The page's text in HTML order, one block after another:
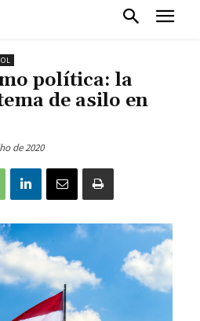
política: la
de asilo en
de 2020